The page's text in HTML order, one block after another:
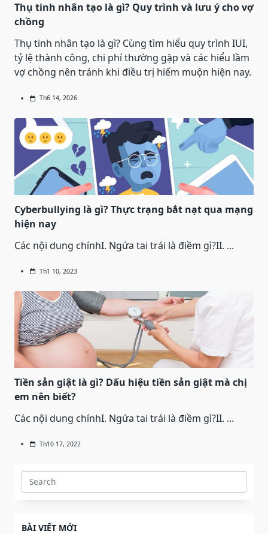
Thụ tinh nhân tạo là gì? Quy trình và lưu ý cho vợ
chồng
Thụ tinh nhân tạo là gì? Cùng tìm hiểu quy trình IUI,
tỷ lệ thành công, chi phí thường gặp và các hiểu lầm
vợ chồng nên tránh khi điều trị hiếm muộn hiện nay.
Th6 14, 2026
Cyberbullying là gì? Thực trạng bắt nạt qua mạng
hiện nay
Các nội dung chínhI. Ngứa tai trái là điềm gì?II. ...
Th1 10, 2023
Tiền sản giật là gì? Dấu hiệu tiền sản giật mà chị
em nên biết?
Các nội dung chínhI. Ngứa tai trái là điềm gì?II. ...
Th10 17, 2022
Search
BÀI VIẾT MỚI